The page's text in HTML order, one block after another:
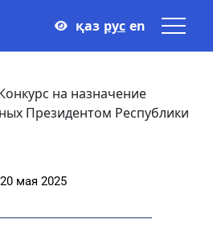
қаз рус en
на назначение
Президентом Республики
20 мая 2025